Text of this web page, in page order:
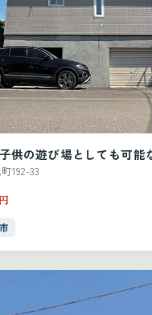
供の遊び場としても可能
192-33